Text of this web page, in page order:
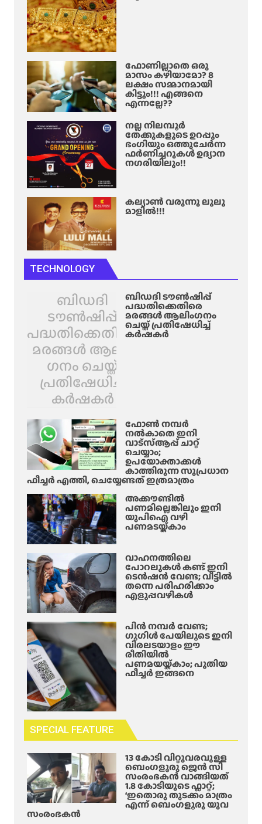
ഫോണില്ലാതെ ഒരു
മാസം കഴിയാമോ? 8
ലക്ഷം സമ്മാനമായി
കിട്ടും!!! എങ്ങനെ
എന്നല്ലേ??
നല്ല നിലമ്പൂർ
തേക്കുകളുടെ ഉറപ്പും
ഭംഗിയും ഒത്തുചേർന്ന
ഫർണിച്ചറുകൾ ഉദ്യാന
നഗരിയിലും!!
കല്യാൺ വരുന്നു ലുലു
മാളിൽ!!!
TECHNOLOGY
ബിഡദി
ടൗൺഷിപ്പ്
പദ്ധതിക്കെതിരെ
മരങ്ങൾ ആലിം​
ഗനം ചെയ്ത്
പ്രതിഷേധിച്ച്
കർഷകർ
ബിഡദി ടൗൺഷിപ്പ്
പദ്ധതിക്കെതിരെ
മരങ്ങൾ ആലിം​ഗനം
ചെയ്ത് പ്രതിഷേധിച്ച്
കർഷകർ
ഫോൺ നമ്പർ
നൽകാതെ ഇനി
വാട്‌സ്ആപ്പ് ചാറ്റ്
ചെയ്യാം;
ഉപയോക്താക്കൾ
കാത്തിരുന്ന സുപ്രധാന
ഫീച്ചർ എത്തി, ചെയ്യേണ്ടത് ഇത്രമാത്രം
അക്കൗണ്ടിൽ
പണമില്ലെങ്കിലും ഇനി
യുപിഐ വഴി
പണമടയ്ക്കാം
വാഹനത്തിലെ
പോറലുകൾ കണ്ട് ഇനി
ടെൻഷൻ വേണ്ട; വീട്ടിൽ
തന്നെ പരിഹരിക്കാം
എളുപ്പവഴികൾ
പിൻ നമ്പർ വേണ്ട;
ഗൂഗിൾ പേയിലൂടെ ഇനി
വിരലടയാളം ഈ
രീതിയിൽ
പണമയയ്ക്കാം; പുതിയ
ഫീച്ചർ ഇങ്ങനെ
SPECIAL FEATURE
13 കോടി വിറ്റുവരവുള്ള
ബെംഗളൂരു ജെൻ സി
സംരംഭകൻ വാങ്ങിയത്
1.8 കോടിയുടെ ഫ്ലാറ്റ്;
‘ഇതൊരു തുടക്കം മാത്രം
എന്ന് ബെംഗളൂരു യുവ
സംരംഭകൻ